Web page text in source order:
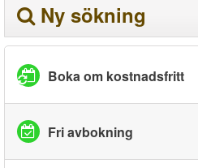
Ny sökning
Boka om kostnadsfritt
Fri avbokning